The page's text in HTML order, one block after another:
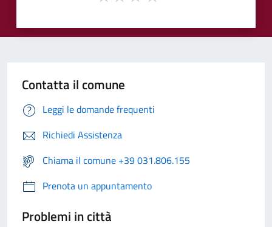
Contatta il comune
Leggi le domande frequenti
Richiedi Assistenza
Chiama il comune +39 031.806.155
Prenota un appuntamento
Problemi in città